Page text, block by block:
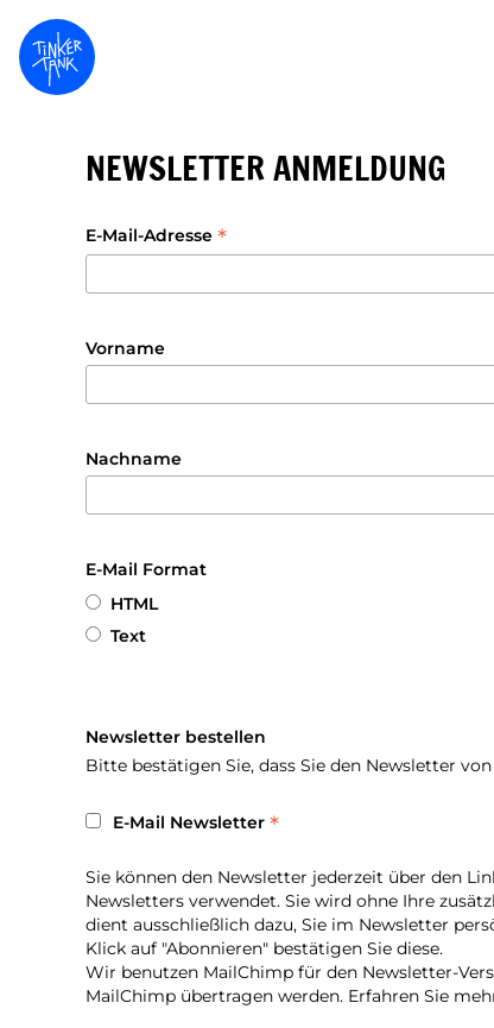
NEWSLETTER ANMELDUNG
E-Mail-Adresse *
Vorname
Nachname
E-Mail Format
HTML
Text
Newsletter bestellen
Bitte bestätigen Sie, dass Sie den Newsletter
E-Mail Newsletter *
Sie können den Newsletter jederzeit über den
Newsletters verwendet. Sie wird ohne Ihre
dient ausschließlich dazu, Sie im Newsletter
Klick auf "Abonnieren" bestätigen Sie diese.
Wir benutzen MailChimp für den Newsletter-
MailChimp übertragen werden. Erfahren Sie